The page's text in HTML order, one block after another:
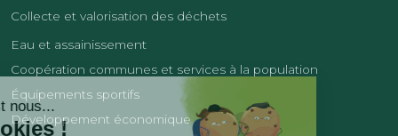
Collecte et valorisation des déchets
Eau et assainissement
Coopération communes et services à la population
Équipements sportifs
Développement économique